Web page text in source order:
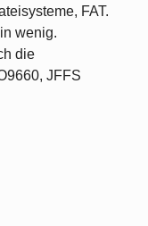
FAT.
wenig.
die
JFFS